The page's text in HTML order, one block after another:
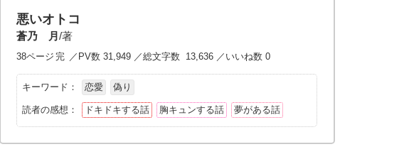
悪いオトコ
蒼乃 月/著
38ページ 完 ／PV数 31,949 ／総文字数 13,636 ／いいね数 0
キーワード： 恋愛 偽り
読者の感想： ドキドキする話 胸キュンする話 夢がある話